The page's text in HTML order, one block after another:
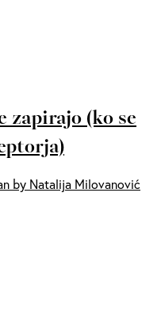
zapirajo (ko se
by Natalija Milovanović